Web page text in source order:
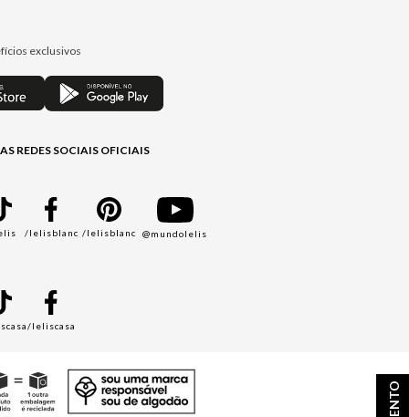
exclusivos
REDES SOCIAIS OFICIAIS
/lelisblanc /lelisblanc @mundolelis
/leliscasa